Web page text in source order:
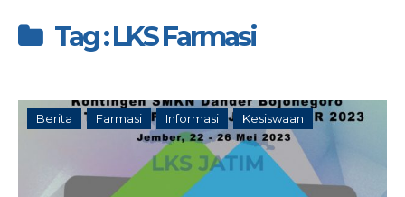
Tag : LKS Farmasi
Berita Farmasi Informasi Kesiswaan